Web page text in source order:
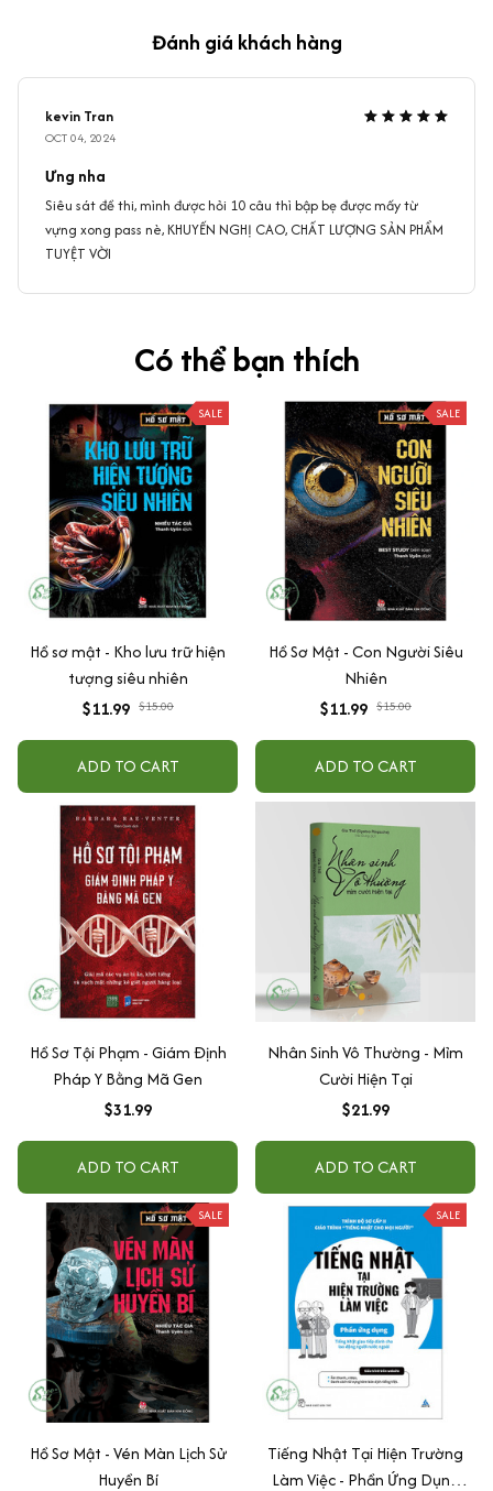
Đánh giá khách hàng
kevin Tran
OCT 04, 2024
Ưng nha
Siêu sát đề thi, mình được hỏi 10 câu thì bập bẹ được mấy từ
vựng xong pass nè, KHUYẾN NGHỊ CAO, CHẤT LƯỢNG SẢN PHẨM
TUYỆT VỜI
Có thể bạn thích
SALE
Hồ sơ mật - Kho lưu trữ hiện
tượng siêu nhiên
$11.99 $15.00
ADD TO CART
SALE
Hồ Sơ Mật - Con Người Siêu
Nhiên
$11.99 $15.00
ADD TO CART
Hồ Sơ Tội Phạm - Giám Định
Pháp Y Bằng Mã Gen
$31.99
ADD TO CART
Nhân Sinh Vô Thường - Mỉm
Cười Hiện Tại
$21.99
ADD TO CART
SALE
Hồ Sơ Mật - Vén Màn Lịch Sử
Huyền Bí
SALE
Tiếng Nhật Tại Hiện Trường
Làm Việc - Phần Ứng Dụng